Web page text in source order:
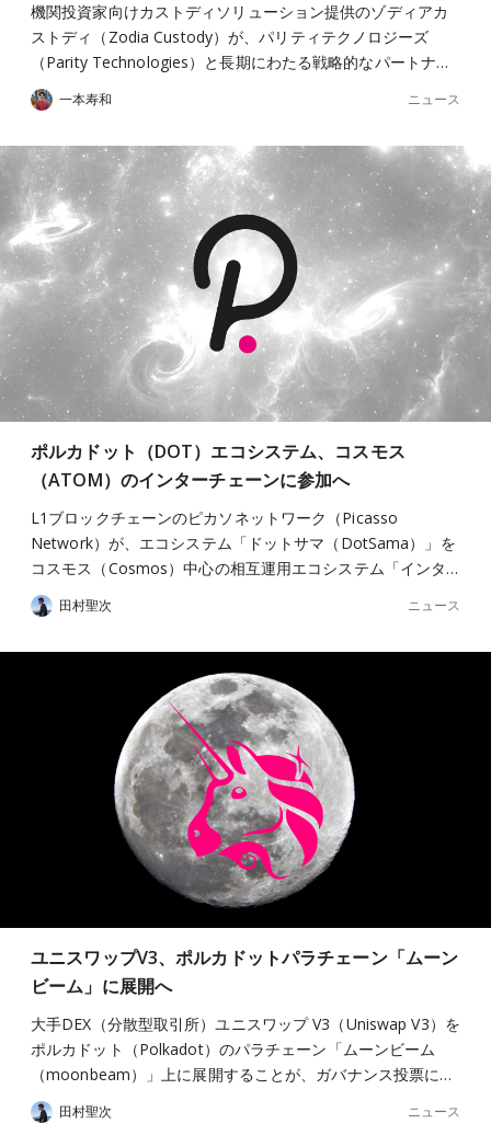
機関投資家向けカストディソリューション提供のゾディアカ
ストディ（Zodia Custody）が、パリティテクノロジーズ
（Parity Technologies）と長期にわたる戦略的なパートナ…
一本寿和 ニュース
ポルカドット（DOT）エコシステム、コスモス
（ATOM）のインターチェーンに参加へ
L1ブロックチェーンのピカソネットワーク（Picasso
Network）が、エコシステム「ドットサマ（DotSama）」を
コスモス（Cosmos）中心の相互運用エコシステム「インタ…
田村聖次 ニュース
ユニスワップV3、ポルカドットパラチェーン「ムーン
ビーム」に展開へ
大手DEX（分散型取引所）ユニスワップ V3（Uniswap V3）を
ポルカドット（Polkadot）のパラチェーン「ムーンビーム
（moonbeam）」上に展開することが、ガバナンス投票に…
田村聖次 ニュース